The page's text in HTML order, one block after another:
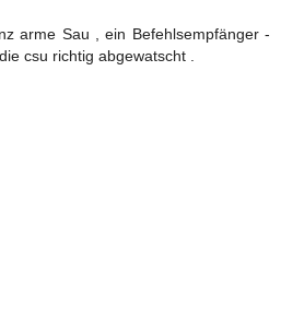
arme Sau , ein Befehlsempfänger -
csu richtig abgewatscht .